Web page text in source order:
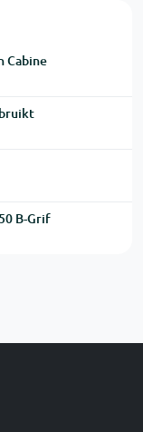
Cabine
B-Grif